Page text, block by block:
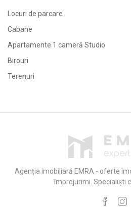
Locuri de parcare
Cabane
Apartamente 1 cameră Studio
Birouri
Terenuri
Agenția imobiliară EMRA - oferte
împrejurimi. Specialiști